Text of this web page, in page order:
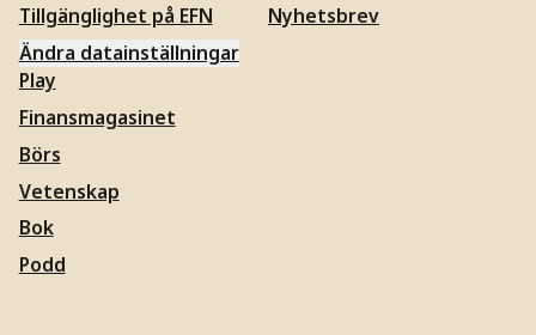
Tillgänglighet på EFN
Ändra datainställningar
Nyhetsbrev
Play
Finansmagasinet
Börs
Vetenskap
Bok
Podd